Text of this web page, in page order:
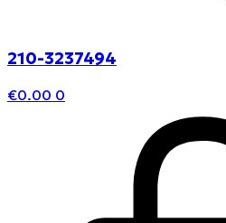
210-3237494
€0.00 0